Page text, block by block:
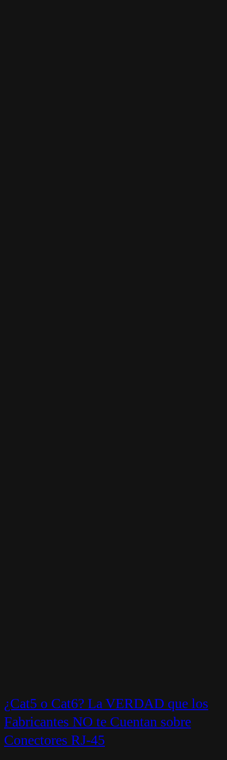
¿Cat5 o Cat6? La VERDAD que los
Fabricantes NO te Cuentan sobre
Conectores RJ-45